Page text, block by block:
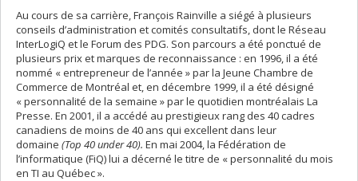
Au cours de sa carrière, François Rainville a siégé à plusieurs
conseils d’administration et comités consultatifs, dont le Réseau
InterLogiQ et le Forum des PDG. Son parcours a été ponctué de
plusieurs prix et marques de reconnaissance : en 1996, il a été
nommé « entrepreneur de l’année » par la Jeune Chambre de
Commerce de Montréal et, en décembre 1999, il a été désigné
« personnalité de la semaine » par le quotidien montréalais La
Presse. En 2001, il a accédé au prestigieux rang des 40 cadres
canadiens de moins de 40 ans qui excellent dans leur
domaine (Top 40 under 40). En mai 2004, la Fédération de
l’informatique (FiQ) lui a décerné le titre de « personnalité du mois
en TI au Québec ».